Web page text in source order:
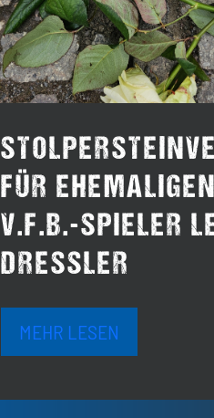
FÜR EHEMALIGEN
V.F.B.-SPIELER
DRESSLER
MEHR LESEN